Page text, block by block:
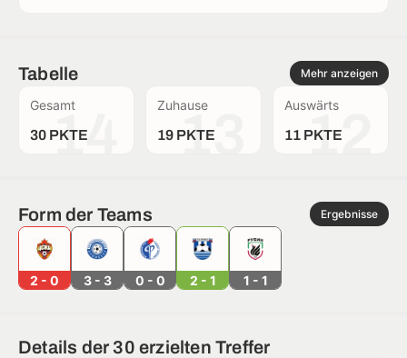
Tabelle Mehr anzeigen
Gesamt
30 PKTE
14
Zuhause
19 PKTE
13
Auswärts
11 PKTE
12
Form der Teams Ergebnisse
2 - 0 3 - 3 0 - 0 2 - 1 1 - 1
Details der 30 erzielten Treffer